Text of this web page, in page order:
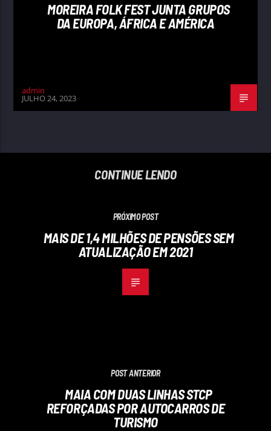
MOREIRA FOLK FEST JUNTA GRUPOS
DA EUROPA, ÁFRICA E AMÉRICA
admin
JULHO 24, 2023
CONTINUE LENDO
PRÓXIMO POST
MAIS DE 1,4 MILHÕES DE PENSÕES SEM
ATUALIZAÇÃO EM 2021
POST ANTERIOR
MAIA COM DUAS LINHAS STCP
REFORÇADAS POR AUTOCARROS DE
TURISMO